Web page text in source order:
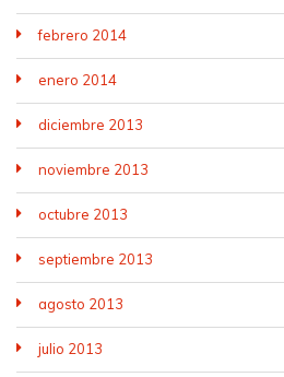
febrero 2014
enero 2014
diciembre 2013
noviembre 2013
octubre 2013
septiembre 2013
agosto 2013
julio 2013